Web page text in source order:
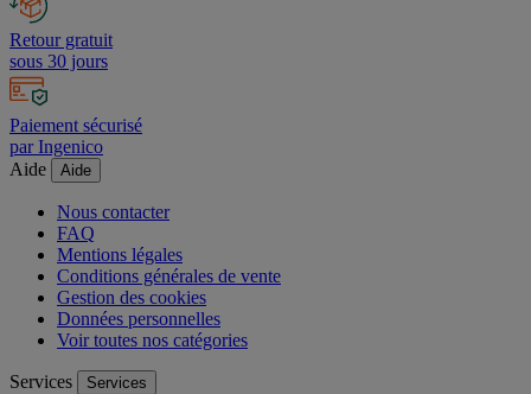
Retour gratuit
sous 30 jours
Paiement sécurisé
par Ingenico
Aide
Aide
Nous contacter
FAQ
Mentions légales
Conditions générales de vente
Gestion des cookies
Données personnelles
Voir toutes nos catégories
Services Services